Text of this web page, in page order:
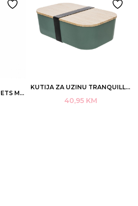
BOCA ZA VODU BUSQUETS MAGNOLIJA ART.27.635.09499
KUTIJA ZA UZINU TRANQUILLO PLAIN 19,8×12,5×6,3CM 900ML ZELENA ART.BW199
40,95 KM